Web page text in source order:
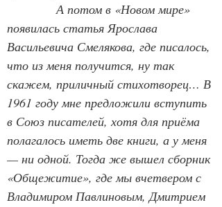
А потом в «Новом мире»
появилась статья Ярослава
Васильевича Смелякова, где писалось,
что из меня получится, ну так
скажем, приличный стихотворец… В
1961 году мне предложили вступить
в Союз писателей, хотя для приёма
полагалось иметь две книги, а у меня
— ни одной. Тогда же вышел сборник
«Общежитие», где мы вчетвером с
Владимиром Павлиновым, Дмитрием